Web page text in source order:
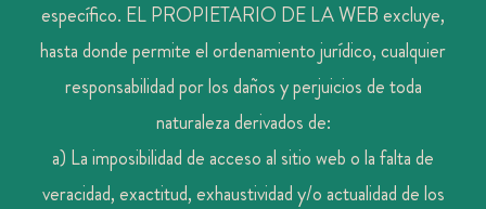
específico. EL PROPIETARIO DE LA WEB excluye,
hasta donde permite el ordenamiento jurídico, cualquier
responsabilidad por los daños y perjuicios de toda
naturaleza derivados de:
a) La imposibilidad de acceso al sitio web o la falta de
veracidad, exactitud, exhaustividad y/o actualidad de los